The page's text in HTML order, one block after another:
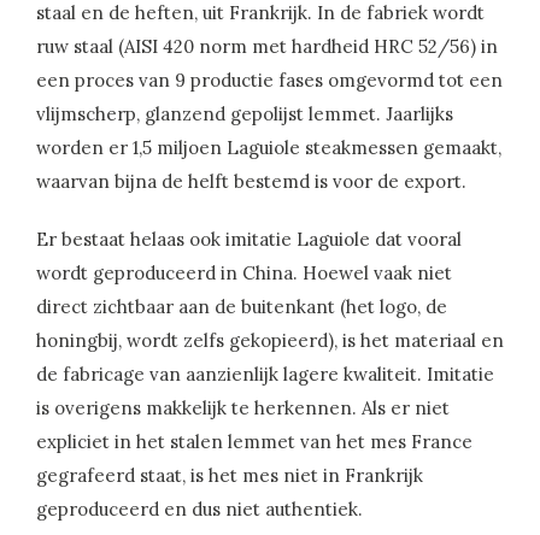
staal en de heften, uit Frankrijk. In de fabriek wordt
ruw staal (AISI 420 norm met hardheid HRC 52/56) in
een proces van 9 productie fases omgevormd tot een
vlijmscherp, glanzend gepolijst lemmet. Jaarlijks
worden er 1,5 miljoen Laguiole steakmessen gemaakt,
waarvan bijna de helft bestemd is voor de export.
Er bestaat helaas ook imitatie Laguiole dat vooral
wordt geproduceerd in China. Hoewel vaak niet
direct zichtbaar aan de buitenkant (het logo, de
honingbij, wordt zelfs gekopieerd), is het materiaal en
de fabricage van aanzienlijk lagere kwaliteit. Imitatie
is overigens makkelijk te herkennen. Als er niet
expliciet in het stalen lemmet van het mes France
gegrafeerd staat, is het mes niet in Frankrijk
geproduceerd en dus niet authentiek.